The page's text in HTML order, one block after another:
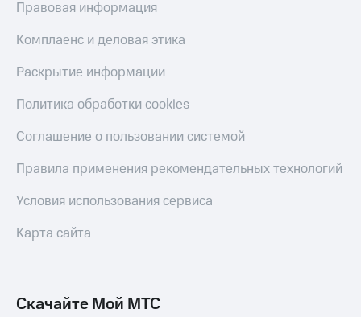
Правовая информация
Комплаенс и деловая этика
Раскрытие информации
Политика обработки cookies
Соглашение о пользовании системой
Правила применения рекомендательных технологий
Условия использования сервиса
Карта сайта
Скачайте Мой МТС